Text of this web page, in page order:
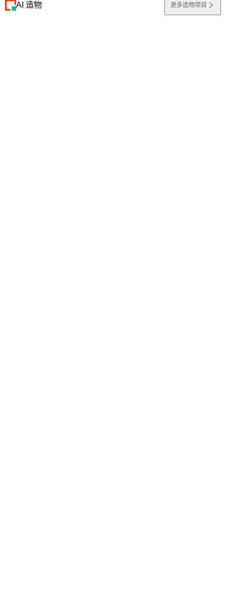
AI 造物 更多造物项目